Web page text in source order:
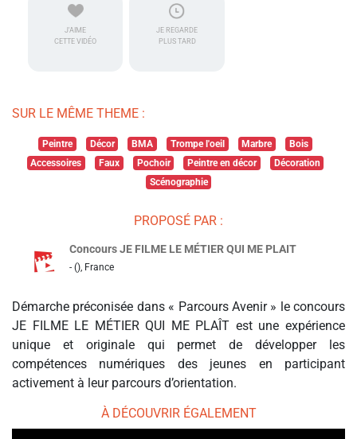
J'AIME
CETTE VIDÉO
JE REGARDE
PLUS TARD
SUR LE MÊME THEME :
Peintre Décor BMA Trompe l'oeil Marbre
Bois
Accessoires
Faux Pochoir Peintre en décor
Décoration
Scénographie
PROPOSÉ PAR :
Concours JE FILME LE MÉTIER QUI ME PLAIT
- (), France
Démarche préconisée dans « Parcours Avenir » le concours
JE FILME LE MÉTIER QUI ME PLAÎT est une expérience
unique et originale qui permet de développer les
compétences numériques des jeunes en participant
activement à leur parcours d’orientation.
À DÉCOUVRIR ÉGALEMENT